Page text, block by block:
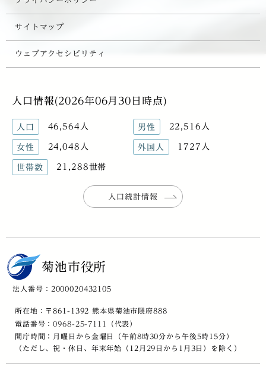
サイトマップ
ウェブアクセシビリティ
人口情報(2026年06月30日時点)
人口 46,564人 男性 22,516人
女性 24,048人 外国人 1727人
世帯数 21,288世帯
人口統計情報
菊池市役所
法人番号：2000020432105
所在地：〒861-1392 熊本県菊池市隈府888
電話番号：0968-25-7111
（代表）
開庁時間：月曜日から金曜日（午前8時30分から午後5時15分）
（ただし、祝・休日、年末年始（12月29日から1月3日）を除く）